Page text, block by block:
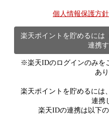
個人情報保護方針
楽天ポイントを貯めるには
連携す
※楽天IDのログインのみを
あ
楽天ポイントを貯めるには
連携
楽天IDの連携は以下